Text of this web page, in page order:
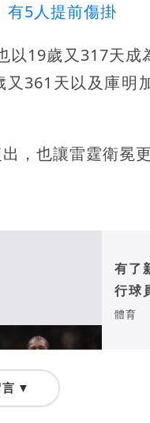
5人提前傷掛
19歲又317天成
361天以及庫明
，也讓雷霆衛冕更
有了
行球
師
體育
言 ▼